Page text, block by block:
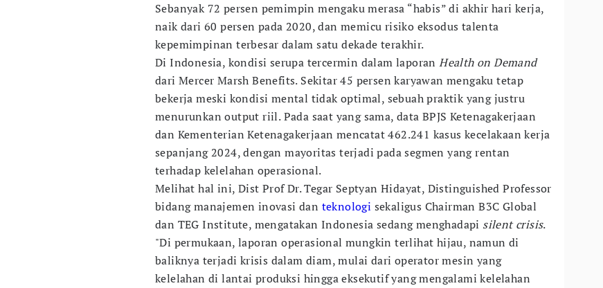
Sebanyak 72 persen pemimpin mengaku merasa “habis” di akhir hari kerja,
naik dari 60 persen pada 2020, dan memicu risiko eksodus talenta
kepemimpinan terbesar dalam satu dekade terakhir.
Di Indonesia, kondisi serupa tercermin dalam laporanHealth on Demand
dari Mercer Marsh Benefits. Sekitar 45 persen karyawan mengaku tetap
bekerja meski kondisi mental tidak optimal, sebuah praktik yang justru
menurunkan output riil. Pada saat yang sama, data BPJS Ketenagakerjaan
dan Kementerian Ketenagakerjaan mencatat 462.241 kasus kecelakaan kerja
sepanjang 2024, dengan mayoritas terjadi pada segmen yang rentan
terhadap kelelahan operasional.
Melihat hal ini, Dist Prof Dr. Tegar Septyan Hidayat, Distinguished Professor
bidang manajemen inovasi dan teknologi sekaligus Chairman B3C Global
dan TEG Institute, mengatakan Indonesia sedang menghadapi silent crisis.
"Di permukaan, laporan operasional mungkin terlihat hijau, namun di
baliknya terjadi krisis dalam diam, mulai dari operator mesin yang
kelelahan di lantai produksi hingga eksekutif yang mengalami kelelahan